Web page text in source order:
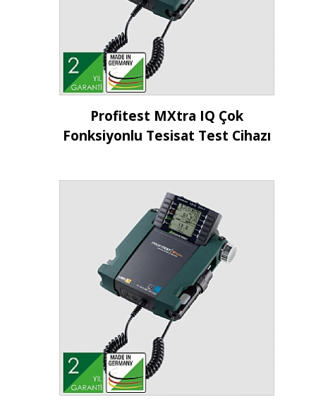
İncele
Profitest MXtra IQ Çok
Fonksiyonlu Tesisat Test Cihazı